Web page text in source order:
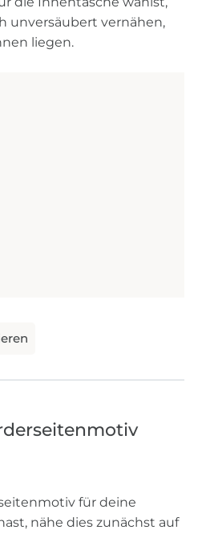
unversäubert vernähen,
liegen.
für deine
nähe dies zunächst auf